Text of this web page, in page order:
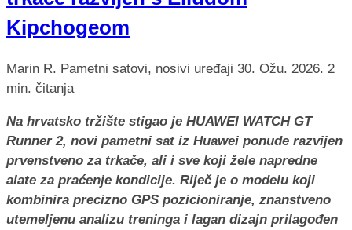
Kipchogeom
Marin R. Pametni satovi, nosivi uređaji 30. Ožu. 2026. 2
min. čitanja
Na hrvatsko tržište stigao je HUAWEI WATCH GT
Runner 2, novi pametni sat iz Huawei ponude razvijen
prvenstveno za trkače, ali i sve koji žele napredne
alate za praćenje kondicije. Riječ je o modelu koji
kombinira precizno GPS pozicioniranje, znanstveno
utemeljenu analizu treninga i lagan dizajn prilagođen